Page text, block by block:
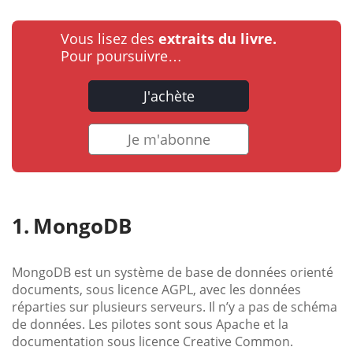
Vous lisez des extraits du livre.
Pour poursuivre…
J'achète
Je m'abonne
MongoDB
MongoDB est un système de base de données orienté
documents, sous licence AGPL, avec les données
réparties sur plusieurs serveurs. Il n’y a pas de schéma
de données. Les pilotes sont sous Apache et la
documentation sous licence Creative Common.